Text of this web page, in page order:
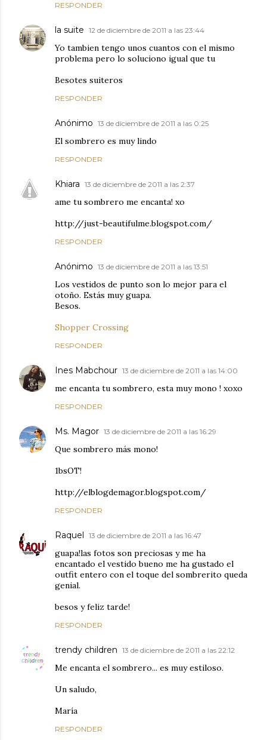
RESPONDER
la suite 12 de diciembre de 2011 a las 23:44
Yo tambien tengo unos cuantos con el mismo
problema pero lo soluciono igual que tu
Besotes suiteros
RESPONDER
Anónimo 13 de diciembre de 2011 a las 0:25
El sombrero es muy lindo
RESPONDER
Khiara 13 de diciembre de 2011 a las 2:37
ame tu sombrero me encanta! xo
http://just-beautifulme.blogspot.com/
RESPONDER
Anónimo 13 de diciembre de 2011 a las 13:51
Los vestidos de punto son lo mejor para el
otoño. Estás muy guapa.
Besos.
Shopper Crossing
RESPONDER
Ines Mabchour 13 de diciembre de 2011 a las 14:00
me encanta tu sombrero, esta muy mono ! xoxo
RESPONDER
Ms. Magor 13 de diciembre de 2011 a las 16:29
Que sombrero más mono!
1bsOT!
http://elblogdemagor.blogspot.com/
RESPONDER
Raquel 13 de diciembre de 2011 a las 16:47
guapa!las fotos son preciosas y me ha
encantado el vestido bueno me ha gustado el
outfit entero con el toque del sombrerito queda
genial.
besos y feliz tarde!
RESPONDER
trendy children 13 de diciembre de 2011 a las 22:12
Me encanta el sombrero... es muy estiloso.
Un saludo,
María
RESPONDER